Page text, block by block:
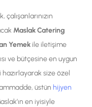
Maslak Catering
Yemek ile iletişime
ve bütçesine en uygun
size özel
üstün hijyen
en iyisiyle